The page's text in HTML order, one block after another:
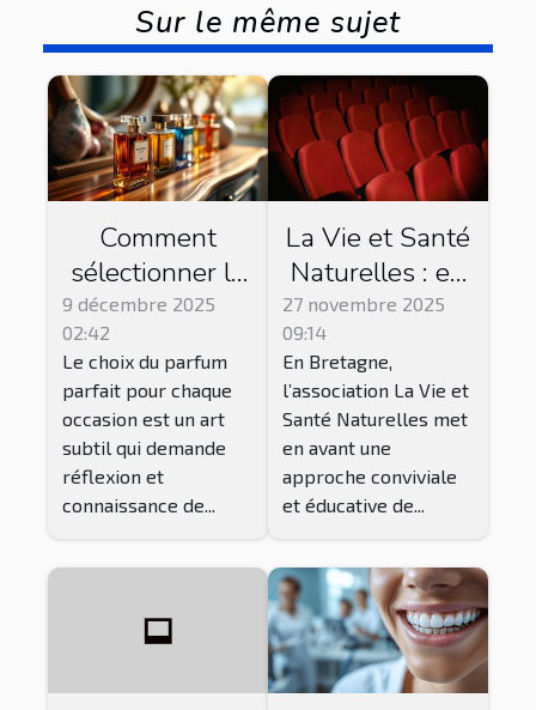
Sur le même sujet
Comment
sélectionner le
parfum parfait
pour chaque
occasion ?
9 décembre 2025
02:42
Le choix du parfum
parfait pour chaque
occasion est un art
subtil qui demande
réflexion et
connaissance de...
La Vie et Santé
Naturelles : en
Bretagne, cette
association
propose des
séances de ciné
club !
27 novembre 2025
09:14
En Bretagne,
l’association La Vie et
Santé Naturelles met
en avant une
approche conviviale
et éducative de...